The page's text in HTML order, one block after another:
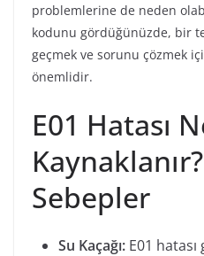
problemlerine de neden
kodunu gördüğünüzde, bir
geçmek ve sorunu çözmek
önemlidir.
E01 Hatası
Sebepler
Su Kaçağı: E01